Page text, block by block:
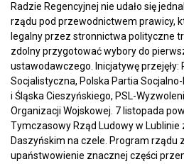
Radzie Regencyjnej nie udało się
rządu pod przewodnictwem prawicy,
legalny przez stronnictwa polityczne
zdolny przygotować wybory do
ustawodawczego. Inicjatywę przejęły:
Socjalistyczna, Polska Partia
i Śląska Cieszyńskiego, PSL-
Organizacji Wojskowej. 7 listopada
Tymczasowy Rząd Ludowy w
Daszyńskim na czele. Program rządu
upaństwowienie znacznej części